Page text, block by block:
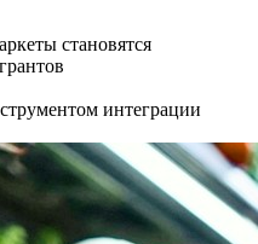
становятся
интеграции